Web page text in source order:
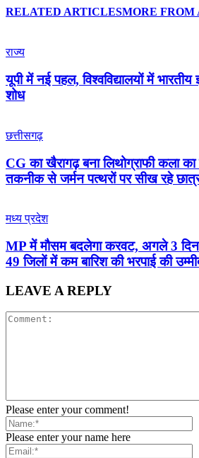
RELATED ARTICLESMORE FROM
राज्य
यूपी में नई पहल, विश्वविद्यालयों में भारतीय
शोध
छत्तीसगढ़
CG का खैरागढ़ बना लिथोग्राफी कला
तकनीक से जर्मन पत्थरों पर सीख रहे
मध्य प्रदेश
MP में मौसम बदलेगा करवट, अगले 3 दिन
49 जिलों में कम बारिश की भरपाई की
LEAVE A REPLY
Please enter your comment!
Please enter your name here